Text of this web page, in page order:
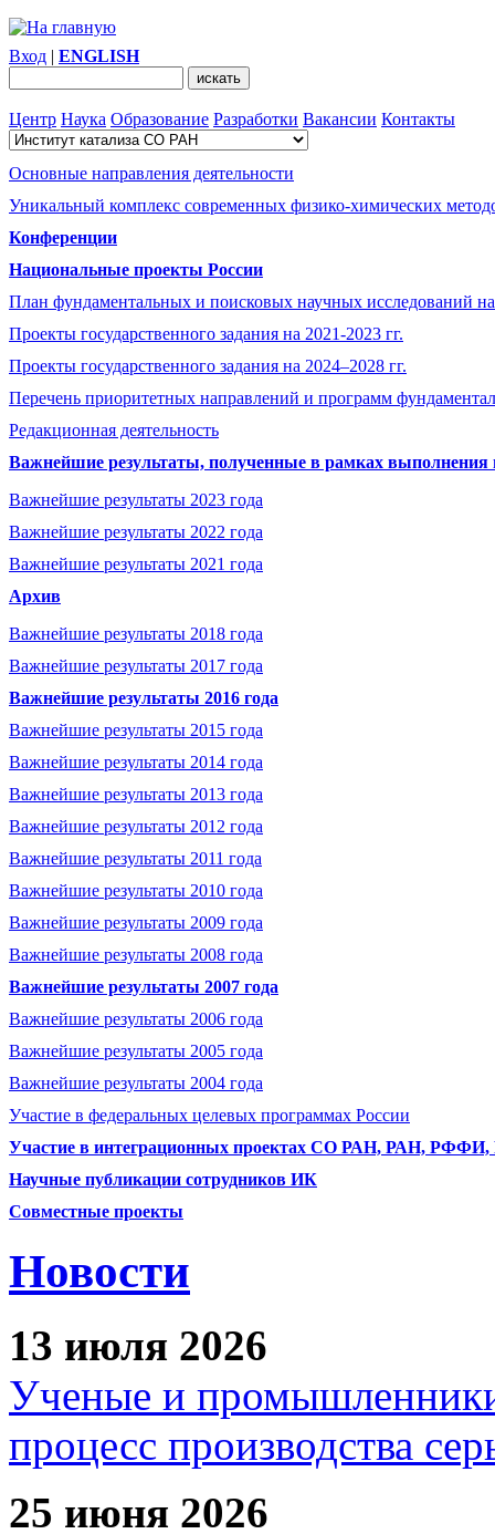
Вход | ENGLISH
Центр Наука Образование Разработки Вакансии Контакты
Основные направления деятельности
Уникальный комплекс современных физико-химических
Конференции
Национальные проекты России
План фундаментальных и поисковых научных исследований
Проекты государственного задания на 2021-2023 гг.
Проекты государственного задания на 2024–2028 гг.
Перечень приоритетных направлений и программ
Редакционная деятельность
Важнейшие результаты, полученные в рамках выполнения
Важнейшие результаты 2023 года
Важнейшие результаты 2022 года
Важнейшие результаты 2021 года
Архив
Важнейшие результаты 2018 года
Важнейшие результаты 2017 года
Важнейшие результаты 2016 года
Важнейшие результаты 2015 года
Важнейшие результаты 2014 года
Важнейшие результаты 2013 года
Важнейшие результаты 2012 года
Важнейшие результаты 2011 года
Важнейшие результаты 2010 года
Важнейшие результаты 2009 года
Важнейшие результаты 2008 года
Важнейшие результаты 2007 года
Важнейшие результаты 2006 года
Важнейшие результаты 2005 года
Важнейшие результаты 2004 года
Участие в федеральных целевых программах России
Участие в интеграционных проектах СО РАН, РАН,
Научные публикации сотрудников ИК
Совместные проекты
Новости
13 июля 2026
Ученые и
процесс производства
25 июня 2026